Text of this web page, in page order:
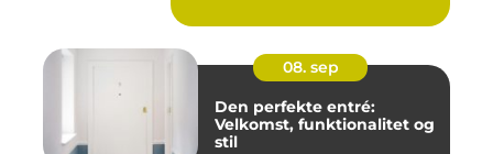
08. sep
Den perfekte entré:
Velkomst, funktionalitet og
stil